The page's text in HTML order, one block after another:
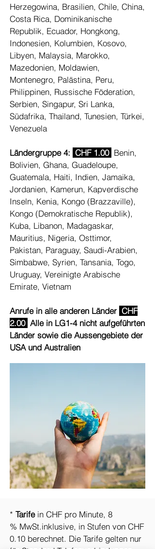
Herzegowina, Brasilien, Chile, China,
Costa Rica, Dominikanische
Republik, Ecuador, Hongkong,
Indonesien, Kolumbien, Kosovo,
Libyen, Malaysia, Marokko,
Mazedonien, Moldawien,
Montenegro, Palästina, Peru,
Philippinen, Russische Föderation,
Serbien, Singapur, Sri Lanka,
Südafrika, Thailand, Tunesien, Türkei,
Venezuela
Ländergruppe 4: CHF 1.00 Benin,
Bolivien, Ghana, Guadeloupe,
Guatemala, Haiti, Indien, Jamaika,
Jordanien, Kamerun, Kapverdische
Inseln, Kenia, Kongo (Brazzaville),
Kongo (Demokratische Republik),
Kuba, Libanon, Madagaskar,
Mauritius, Nigeria, Osttimor,
Pakistan, Paraguay, Saudi-Arabien,
Simbabwe, Syrien, Tansania, Togo,
Uruguay, Vereinigte Arabische
Emirate, Vietnam
Anrufe in alle anderen Länder CHF
2.00 Alle in LG1-4 nicht aufgeführten
Länder sowie die Aussengebiete der
USA und Australien
* Tarife in CHF pro Minute, 8
% MwSt.inklusive, in Stufen von CHF
0.10 berechnet. Die Tarife gelten nur